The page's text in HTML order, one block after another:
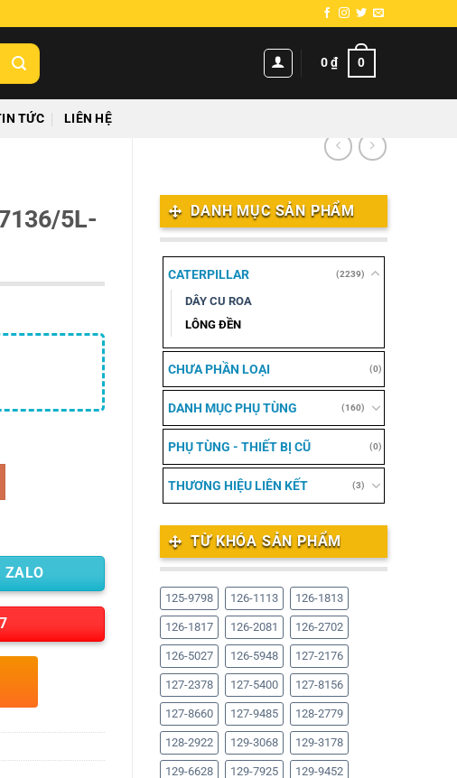
0₫ 0
TỨC LIÊN HỆ
DANH MỤC SẢN PHẨM
CATERPILLAR (2239)
DÂY CU ROA
LÔNG ĐỀN
CHƯA PHẦN LOẠI (0)
DANH MỤC PHỤ TÙNG (160)
PHỤ TÙNG - THIẾT BỊ CŨ (0)
THƯƠNG HIỆU LIÊN KẾT (3)
TỪ KHÓA SẢN PHẨM
125-9798 126-1113 126-1813
126-1817 126-2081 126-2702
126-5027 126-5948 127-2176
127-2378 127-5400 127-8156
127-8660 127-9485 128-2779
128-2922 129-3068 129-3178
129-6628 129-7925 129-9452
5L-
ZALO